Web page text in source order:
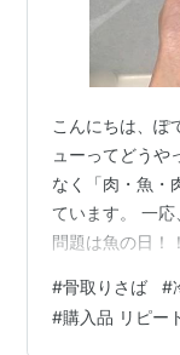
こんにちは、ぽ
ューってどうや
なく「肉・魚・
ています。 一応
問題は魚の日！
でいた時に 「神
それが、骨取り
#骨取りさば #
#購入品 リピー